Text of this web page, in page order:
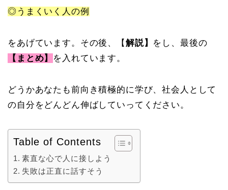
◎うまくいく人の例
をあげています。その後、【 解説】 をし、最後の
【まとめ】 を入れています。
どうかあなたも前向き積極的に学び、社会人として
の自分をどんどん伸ばしていってください。
Table of Contents
素直な心で人に接しよう
失敗は正直に話すそう